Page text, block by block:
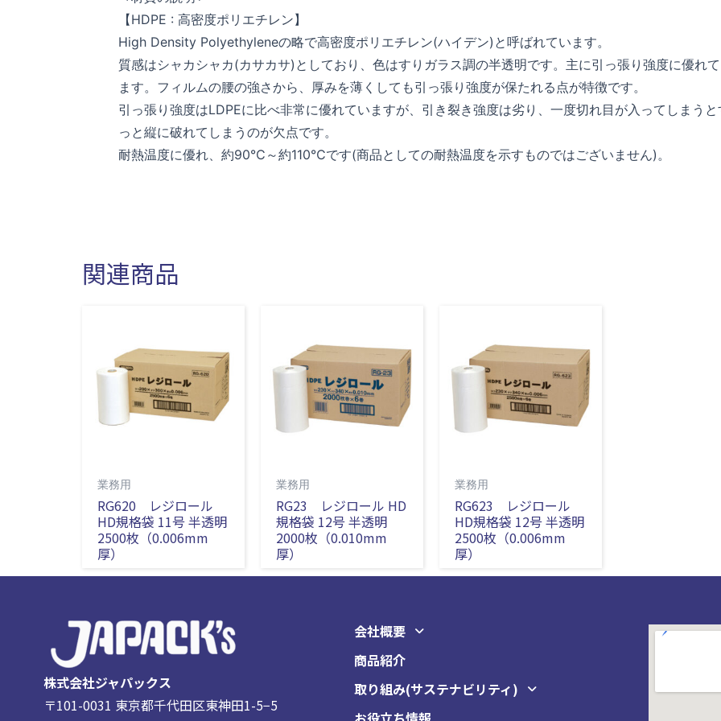
【HDPE : 高密度ポリエチレン】
High Density Polyethyleneの略で高密度ポリエチレン(ハイデン)と呼ばれています。
質感はシャカシャカ(カサカサ)としており、色はすりガラス調の半透明です。主に引っ張り強度に優れ
ます。フィルムの腰の強さから、厚みを薄くしても引っ張り強度が保たれる点が特徴です。
引っ張り強度はLDPEに比べ非常に優れていますが、引き裂き強度は劣り、一度切れ目が入ってしまうと
っと縦に破れてしまうのが欠点です。
耐熱温度に優れ、約90℃～約110℃です(商品としての耐熱温度を示すものではございません)。
関連商品
業務用
RG620 レジロール
HD規格袋 11号 半透明
2500枚（0.006mm
厚）
業務用
RG23 レジロール HD
規格袋 12号 半透明
2000枚（0.010mm
厚）
業務用
RG623 レジロール
HD規格袋 12号 半透明
2500枚（0.006mm
厚）
株式会社ジャパックス
〒101-0031 東京都千代田区東神田1-5−5
会社概要
商品紹介
取り組み(サステナビリティ)